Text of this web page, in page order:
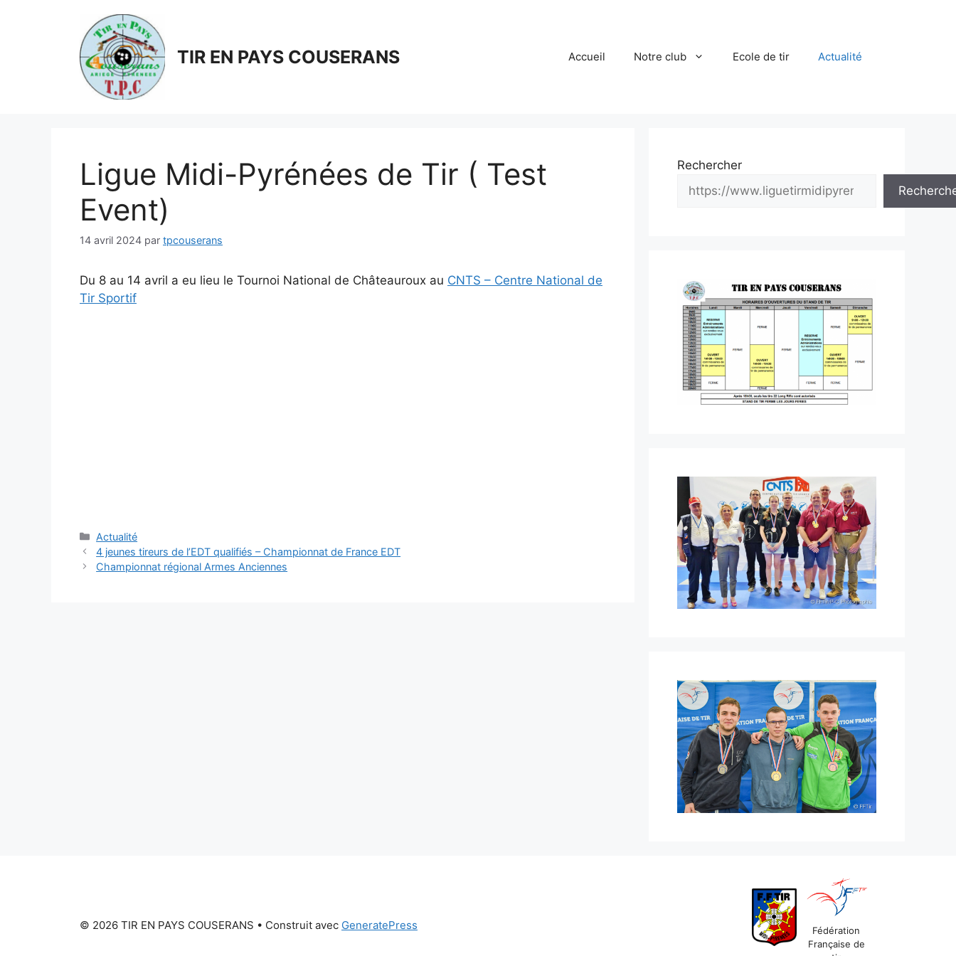
TIR EN PAYS COUSERANS Accueil Notre club Ecole de tir Actualité
Ligue Midi-Pyrénées de Tir ( Test
Event)
14 avril 2024 par tpcouserans
Du 8 au 14 avril a eu lieu le Tournoi National de Châteauroux au CNTS – Centre National de
Tir Sportif
Catégories
Actualité
Navigation
des
4 jeunes tireurs de l’EDT qualifiés – Championnat de France EDT
Championnat régional Armes Anciennes
Rechercher
Fédération
Française de
© 2026 TIR EN PAYS COUSERANS • Construit avec GeneratePress